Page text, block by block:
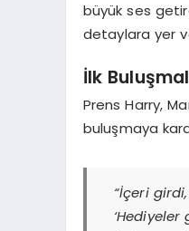
büyük ses
detaylara yer
İlk
Prens Harry,
buluşmaya
“İçeri